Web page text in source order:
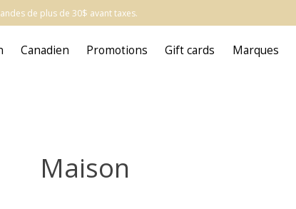
de plus de 30$ avant taxes.
Canadien Promotions Gift cards Marques
Maison